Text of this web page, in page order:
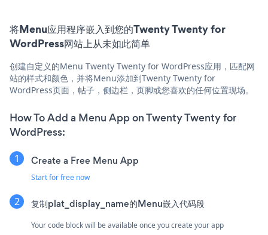
将Menu应用程序嵌入到您的Twenty Twenty for
WordPress网站上从未如此简单
创建自定义的Menu Twenty Twenty for WordPress应用，匹配网
站的样式和颜色，并将Menu添加到Twenty Twenty for
WordPress页面，帖子，侧边栏，页脚或您喜欢的任何位置现场。
How To Add a Menu App on Twenty Twenty for
WordPress:
Create a Free Menu App
Start for free now
复制plat_display_name的Menu嵌入代码段
Your code block will be available once you create your app